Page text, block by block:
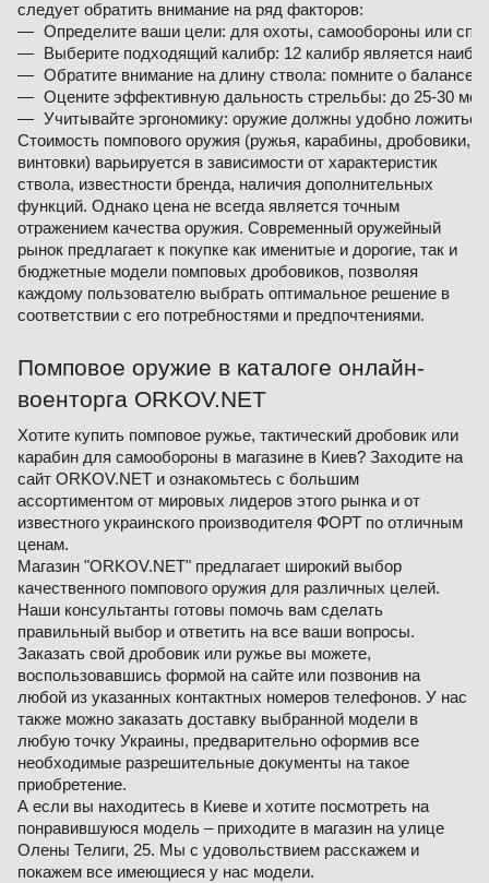
следует обратить внимание на ряд факторов:
Определите ваши цели: для охоты, самообороны или
Выберите подходящий калибр: 12 калибр является
Обратите внимание на длину ствола: помните о
Оцените эффективную дальность стрельбы: до 25-30
Учитывайте эргономику: оружие должны удобно
Стоимость помпового оружия (ружья, карабины, дробовики,
винтовки) варьируется в зависимости от характеристик
ствола, известности бренда, наличия дополнительных
функций. Однако цена не всегда является точным
отражением качества оружия. Современный оружейный
рынок предлагает к покупке как именитые и дорогие, так и
бюджетные модели помповых дробовиков, позволяя
каждому пользователю выбрать оптимальное решение в
соответствии с его потребностями и предпочтениями.
Помповое оружие в каталоге онлайн-
военторга ORKOV.NET
Хотите купить помповое ружье, тактический дробовик или
карабин для самообороны в магазине в Киев? Заходите на
сайт ORKOV.NET и ознакомьтесь с большим
ассортиментом от мировых лидеров этого рынка и от
известного украинского производителя ФОРТ по отличным
ценам.
Магазин "ORKOV.NET" предлагает широкий выбор
качественного помпового оружия для различных целей.
Наши консультанты готовы помочь вам сделать
правильный выбор и ответить на все ваши вопросы.
Заказать свой дробовик или ружье вы можете,
воспользовавшись формой на сайте или позвонив на
любой из указанных контактных номеров телефонов. У нас
также можно заказать доставку выбранной модели в
любую точку Украины, предварительно оформив все
необходимые разрешительные документы на такое
приобретение.
А если вы находитесь в Киеве и хотите посмотреть на
понравившуюся модель – приходите в магазин на улице
Олены Телиги, 25. Мы с удовольствием расскажем и
покажем все имеющиеся у нас модели.